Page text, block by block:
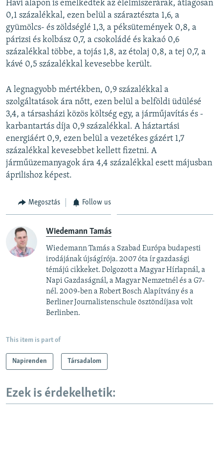
Havi alapon is emelkedtek az élelmiszerárak, átlagosan
0,1 százalékkal, ezen belül a száraztészta 1,6, a
gyümölcs- és zöldséglé 1,3, a péksütemények 0,8, a
párizsi és kolbász 0,7, a csokoládé és kakaó 0,6
százalékkal többe, a tojás 1,8, az étolaj 0,8, a tej 0,7, a
kávé 0,5 százalékkal kevesebbe került.
A legnagyobb mértékben, 0,9 százalékkal a
szolgáltatások ára nőtt, ezen belül a belföldi üdülésé
3,4, a társasházi közös költség egy, a járműjavítás és -
karbantartás díja 0,9 százalékkal. A háztartási
energiáért 0,9, ezen belül a vezetékes gázért 1,7
százalékkal kevesebbet kellett fizetni. A
járműüzemanyagok ára 4,4 százalékkal esett májusban
áprilishoz képest.
Megosztás Follow us
Wiedemann Tamás
Wiedemann Tamás a Szabad Európa budapesti
irodájának újságírója. 2007 óta ír gazdasági
témájú cikkeket. Dolgozott a Magyar Hírlapnál, a
Napi Gazdaságnál, a Magyar Nemzetnél és a G7-
nél. 2009-ben a Robert Bosch Alapítvány és a
Berliner Journalistenschule ösztöndíjasa volt
Berlinben.
This item is part of
Napirenden Társadalom
Ezek is érdekelhetik: